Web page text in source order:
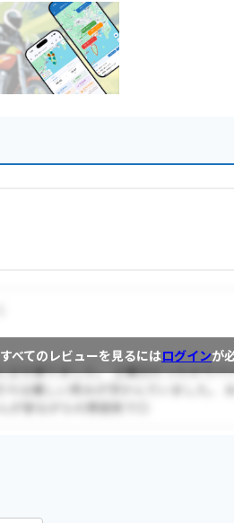
すべてのレビューを見るにはログインが